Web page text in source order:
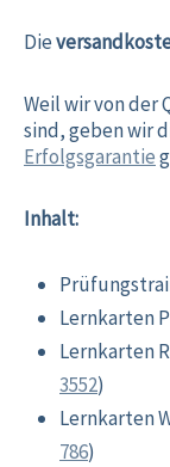
Die
Weil wir von
sind, geben wir
Erfolgsgarantie
Inhalt:
Lernkarten
Lernkarten
3552)
Lernkarten
786)